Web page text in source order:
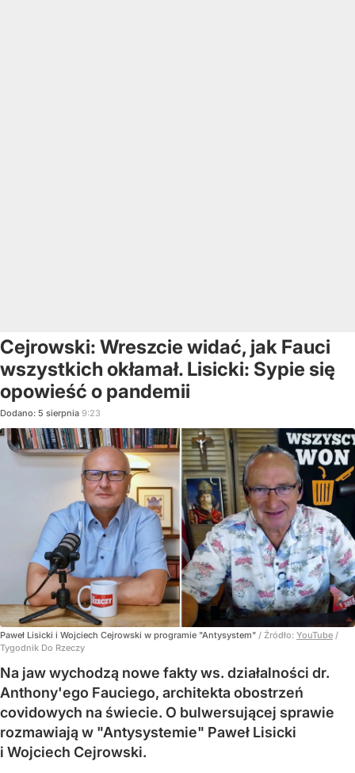
Cejrowski: Wreszcie widać, jak Fauci
wszystkich okłamał. Lisicki: Sypie się
opowieść o pandemii
Dodano: 5 sierpnia 9:23
Paweł Lisicki i Wojciech Cejrowski w programie "Antysystem" / Źródło: YouTube /
Tygodnik Do Rzeczy
Na jaw wychodzą nowe fakty ws. działalności dr.
Anthony'ego Fauciego, architekta obostrzeń
covidowych na świecie. O bulwersującej sprawie
rozmawiają w "Antysystemie" Paweł Lisicki
i Wojciech Cejrowski.